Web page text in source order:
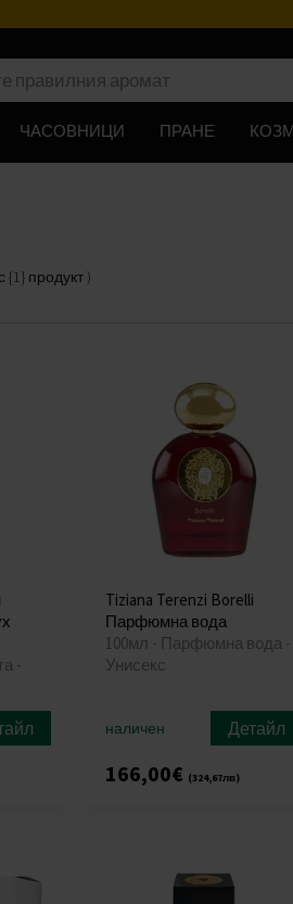
ЧАСОВНИЦИ ПРАНЕ
{1} продукт )
-
Tiziana Terenzi Borelli
Парфюмна вода
100мл - Парфюмна вода -
Унисекс
наличен Детайл
166,00€ (324,67лв)